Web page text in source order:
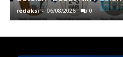
redaksi - 06/08/2026 0